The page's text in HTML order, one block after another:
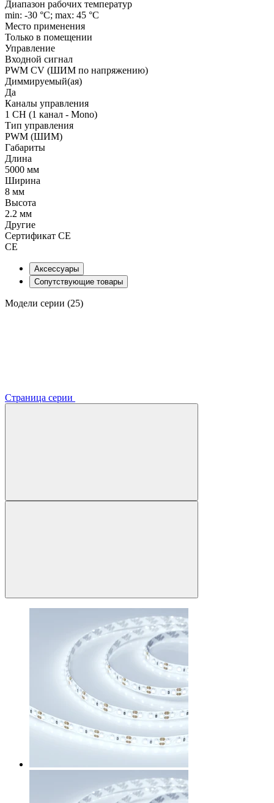
Диапазон рабочих температур
min: -30 °C; max: 45 °C
Место применения
Только в помещении
Управление
Входной сигнал
PWM СV (ШИМ по напряжению)
Диммируемый(ая)
Да
Каналы управления
1 CH (1 канал - Mono)
Тип управления
PWM (ШИМ)
Габариты
Длина
5000 мм
Ширина
8 мм
Высота
2.2 мм
Другие
Сертификат CE
CE
Аксессуары
Сопутствующие товары
Модели серии (25)
Страница серии